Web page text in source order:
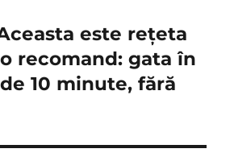
este rețeta
recomand: gata în
10 minute, fără